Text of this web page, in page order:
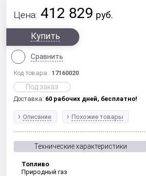
Цена: 412 829 руб.
Купить
Сравнить
Код товара: 17160020
Под заказ
Доставка: 60 рабочих дней, бесплатно!
Описание Похожие товары
Технические характеристики
Топливо
Природный газ